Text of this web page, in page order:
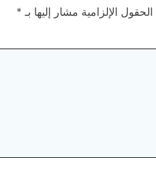
الحقول الإلزامية مشار إليها بـ *